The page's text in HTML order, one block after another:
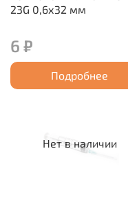
23G 0,6х32 мм
6 ₽
Подробнее
Нет в наличии